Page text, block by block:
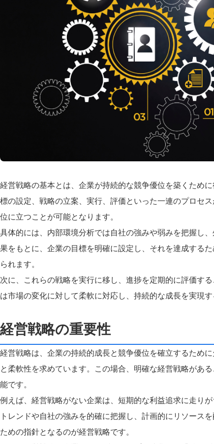
経営戦略の基本とは、企業が持続的な競争優位を築くため
標の設定、戦略の立案、実行、評価といった一連のプロセ
位に立つことが可能となります。
具体的には、内部環境分析では自社の強みや弱みを把握し
果をもとに、企業の目標を明確に設定し、それを達成する
られます。
次に、これらの戦略を実行に移し、進捗を定期的に評価す
は市場の変化に対して柔軟に対応し、持続的な成長を実現す
経営戦略の重要性
経営戦略は、企業の持続的成長と競争優位を確立するため
と柔軟性を求めています。この場合、明確な経営戦略があ
能です。
例えば、経営戦略がない企業は、短期的な利益追求に走り
トレンドや自社の強みを的確に把握し、計画的にリソース
ための指針となるのが経営戦略です。